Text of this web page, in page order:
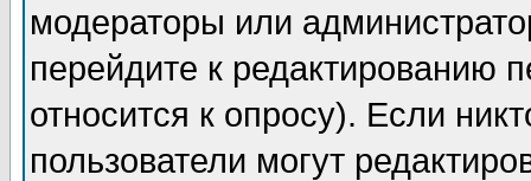
модераторы или
перейдите к редактированию
относится к опросу). Если
пользователи могут